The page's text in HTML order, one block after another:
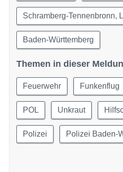
Schramberg-Tennenbronn,
Baden-Württemberg
Themen in dieser
Feuerwehr Funkenflug
POL Unkraut
Polizei Polizei Baden-